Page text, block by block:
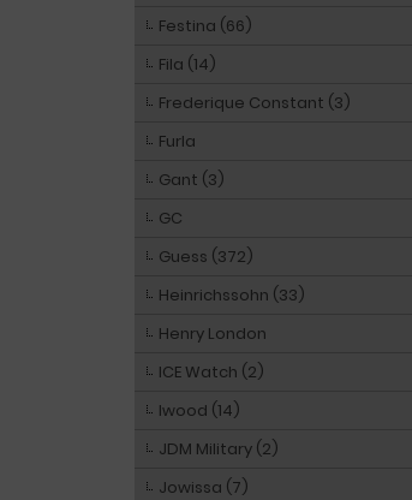
Festina (66)
Fila (14)
Frederique Constant (3)
Furla
Gant (3)
GC
Guess (372)
Heinrichssohn (33)
Henry London
ICE Watch (2)
Iwood (14)
JDM Military (2)
Jowissa (7)